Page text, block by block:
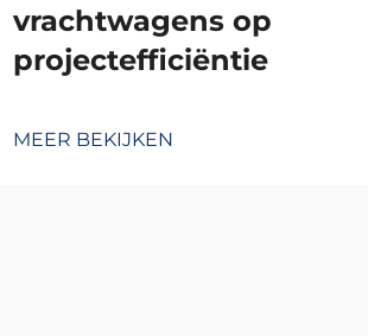
vrachtwagens op
projectefficiëntie
MEER BEKIJKEN